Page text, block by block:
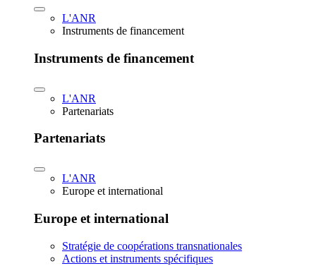
L'ANR
Instruments de financement
Instruments de financement
L'ANR
Partenariats
Partenariats
L'ANR
Europe et international
Europe et international
Stratégie de coopérations transnationales
Actions et instruments spécifiques